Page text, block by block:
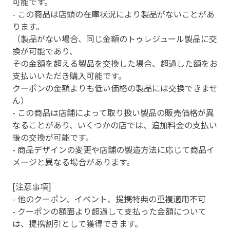
- この商品は店頭の在庫状況により製品がないことがあ
ります。
（製品がない場合、同じ金額のトゥレジュール製品に交
換が可能であり、
その金額を超える製品を交換した場合、超過した額をお
支払いいただき購入可能です。
クーポンの金額よりも低い価格の製品には交換できませ
ん）
- この商品は店舗によって取り扱い製品の販売価格が異
なることがあり、いくつかの店では、追加料金の支払い
後の交換が可能です。
- 商品デザインの変更や店舗の製造方法に応じて商品イ
メージと異なる場合があります。
[注意事項]
- 他のクーポン、イベント、提携特典の重複適用不可
- クーポンの額面より超過して支払った金額について
は、提携割引として獲得できます。